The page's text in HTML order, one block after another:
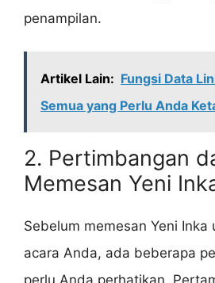
penampilan.
Artikel Lain: Fungsi Data
Semua yang Perlu Anda
2. Pertimbangan
Memesan Yeni
Sebelum memesan Yeni Inka
acara Anda, ada beberapa